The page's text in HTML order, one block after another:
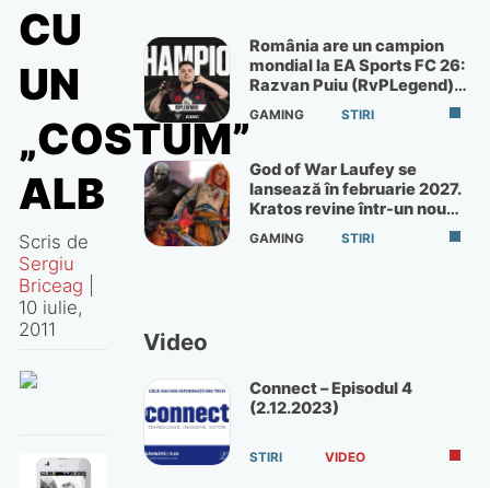
CU
UN
„COSTUM”
ALB
Scris de
Sergiu
Briceag
10 iulie,
2011
România are un campion
mondial la EA Sports FC 26:
Razvan Puiu (RvPLegend)
câștigă turneul de la Paris
GAMING STIRI
God of War Laufey se
lansează în februarie 2027.
Kratos revine într-un nou
God of War
GAMING STIRI
Video
Connect – Episodul 4
(2.12.2023)
STIRI VIDEO